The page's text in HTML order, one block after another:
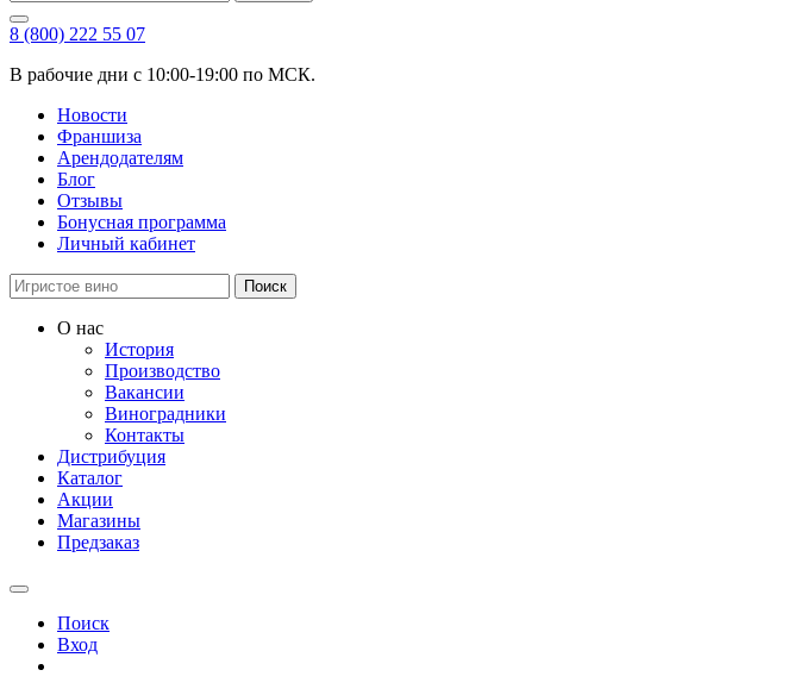
8 (800) 222 55 07
В рабочие дни с 10:00-19:00 по МСК.
Новости
Франшиза
Арендодателям
Блог
Отзывы
Бонусная программа
Личный кабинет
Поиск
О нас
История
Производство
Вакансии
Виноградники
Контакты
Дистрибуция
Каталог
Акции
Магазины
Предзаказ
Поиск
Вход